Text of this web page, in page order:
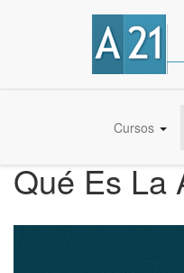
Cursos
Qué Es La